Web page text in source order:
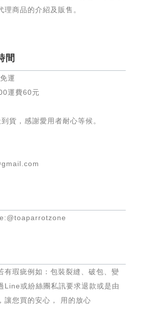
商品的介紹及販售。
間
免運
運費60元
貨，感謝愛用者耐心等候 。
有瑕疵例如：包裝裂縫、破包、變
Line或紛絲團私訊要求退款或是由
讓您買的安心， 用的放心